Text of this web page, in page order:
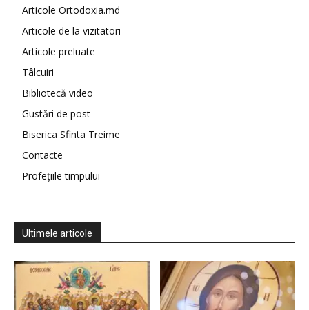
Articole Ortodoxia.md
Articole de la vizitatori
Articole preluate
Tâlcuiri
Bibliotecă video
Gustări de post
Biserica Sfinta Treime
Contacte
Profețiile timpului
Ultimele articole